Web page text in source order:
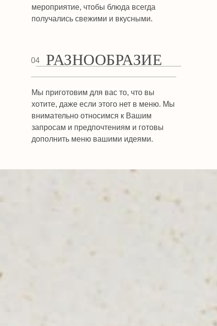
мероприятие, чтобы блюда всегда
получались свежими и вкусными.
РАЗНООБРАЗИЕ
Мы приготовим для вас то, что вы
хотите, даже если этого нет в меню. Мы
внимательно относимся к Вашим
запросам и предпочтениям и готовы
дополнить меню вашими идеями.
04